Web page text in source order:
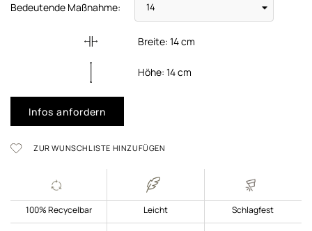
Bedeutende Maßnahme:
Breite:14cm
Höhe:14cm
Infos anfordern
ZUR WUNSCHLISTE HINZUFÜGEN
100% Recycelbar Leicht Schlagfest